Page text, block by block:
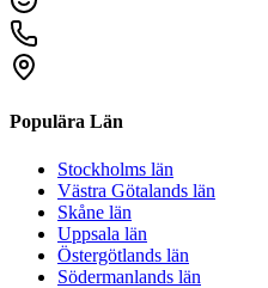
Populära Län
Stockholms län
Västra Götalands län
Skåne län
Uppsala län
Östergötlands län
Södermanlands län